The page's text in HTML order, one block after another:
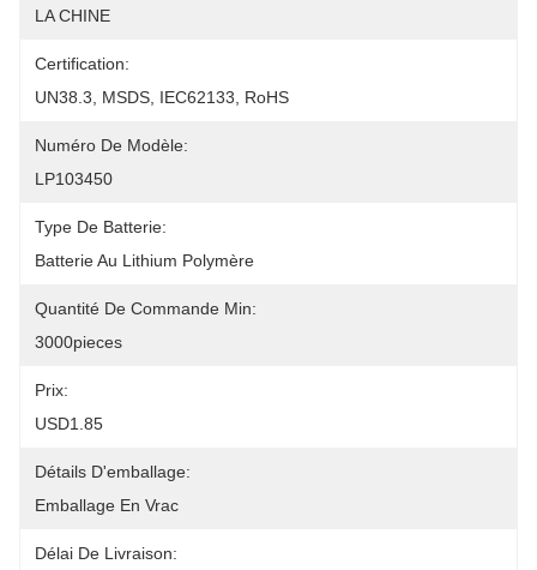
LA CHINE
Certification:
UN38.3, MSDS, IEC62133, RoHS
Numéro De Modèle:
LP103450
Type De Batterie:
Batterie Au Lithium Polymère
Quantité De Commande Min:
3000pieces
Prix:
USD1.85
Détails D'emballage:
Emballage En Vrac
Délai De Livraison: